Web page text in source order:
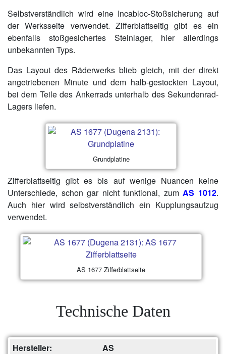
Selbstverständlich wird eine Incabloc-Stoßsicherung auf
der Werksseite verwendet. Zifferblattseitig gibt es ein
ebenfalls stoßgesichertes Steinlager, hier allerdings
unbekannten Typs.
Das Layout des Räderwerks blieb gleich, mit der direkt
angetriebenen Minute und dem halb-gestockten Layout,
bei dem Teile des Ankerrads unterhalb des Sekundenrad-
Lagers liefen.
Grundplatine
Zifferblattseitig gibt es bis auf wenige Nuancen keine
Unterschiede, schon gar nicht funktional, zumAS 1012.
Auch hier wird selbstverständlich ein Kupplungsaufzug
verwendet.
AS 1677 Zifferblattseite
Technische Daten
Hersteller:
AS